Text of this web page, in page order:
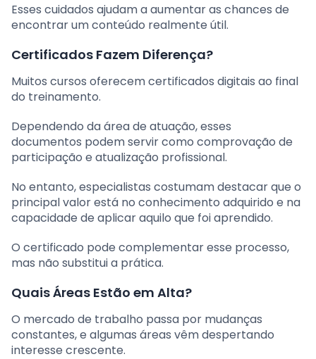
Esses cuidados ajudam a aumentar as chances de
encontrar um conteúdo realmente útil.
Certificados Fazem Diferença?
Muitos cursos oferecem certificados digitais ao final
do treinamento.
Dependendo da área de atuação, esses
documentos podem servir como comprovação de
participação e atualização profissional.
No entanto, especialistas costumam destacar que o
principal valor está no conhecimento adquirido e na
capacidade de aplicar aquilo que foi aprendido.
O certificado pode complementar esse processo,
mas não substitui a prática.
Quais Áreas Estão em Alta?
O mercado de trabalho passa por mudanças
constantes, e algumas áreas vêm despertando
interesse crescente.